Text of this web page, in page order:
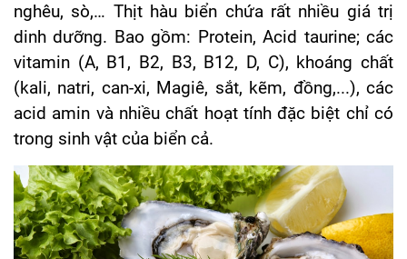
nghêu, sò,… Thịt hàu biển chứa rất nhiều giá trị
dinh dưỡng. Bao gồm: Protein, Acid taurine; các
vitamin (A, B1, B2, B3, B12, D, C), khoáng chất
(kali, natri, can-xi, Magiê, sắt, kẽm, đồng,...), các
acid amin và nhiều chất hoạt tính đặc biệt chỉ có
trong sinh vật của biển cả.